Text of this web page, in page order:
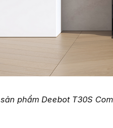
phẩm Deebot T30S